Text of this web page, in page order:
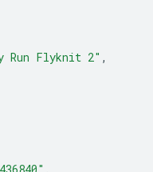
Run Flyknit 2" ,